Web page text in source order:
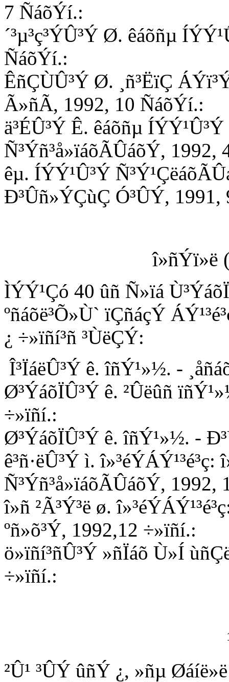
7 ÑáõÝí.:
´³µ³ç³ÝÛ³Ý Ø. êáõñµ
ÑáõÝí.:
ÊñÇÙÛ³Ý Ø. ¸ñ³ËïÇ
Ã»ñÃ, 1992, 10 ÑáõÝí.:
ä³ÉÛ³Ý Ê. êáõñµ
Ñ³Ýñ³å»ïáõÃÛáõÝ, 1992,
êµ. ÍÝÝ¹Û³Ý
Ð³Ûñ»ÝÇùÇ Ó³ÛÝ, 1991,
î»ñÝï»ë
ÌÝÝ¹Çó 40 ûñ Ñ»ïá
ºñáõë³Õ»Ù` ïÇñáçÝ
¿ ÷»ïñí³ñ ³ÙëÇÝ:
Î³ÏáëÛ³Ý ê. îñÝ¹»½. -
Ø³ÝáõÏÛ³Ý ê. ²Ûëûñ
÷»ïñí.:
Ø³ÝáõÏÛ³Ý ê. îñÝ¹»½. -
ê³ñ·ëÛ³Ý ì.
Ñ³Ýñ³å»ïáõÃÛáõÝ, 1992,
î»ñ ²Ã³Ý³ë ø.
ºñ»õ³Ý, 1992,12 ÷»ïñí.:
ö»ïñí³ñÛ³Ý »ñÏáõ Ù»Í
÷»ïñí.:
²Û¹ ³ÛÝ ûñÝ ¿, »ñµ